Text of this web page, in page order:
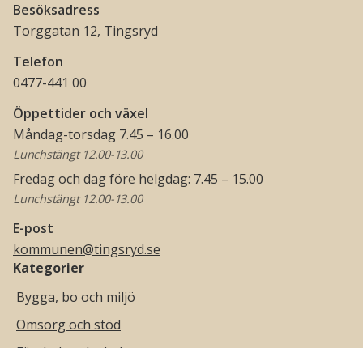
Besöksadress
Torggatan 12, Tingsryd
Telefon
0477-441 00
Öppettider och växel
Måndag-torsdag 7.45 – 16.00
Lunchstängt 12.00-13.00
Fredag och dag före helgdag: 7.45 – 15.00
Lunchstängt 12.00-13.00
E-post
kommunen@tingsryd.se
Kategorier
Bygga, bo och miljö
Omsorg och stöd